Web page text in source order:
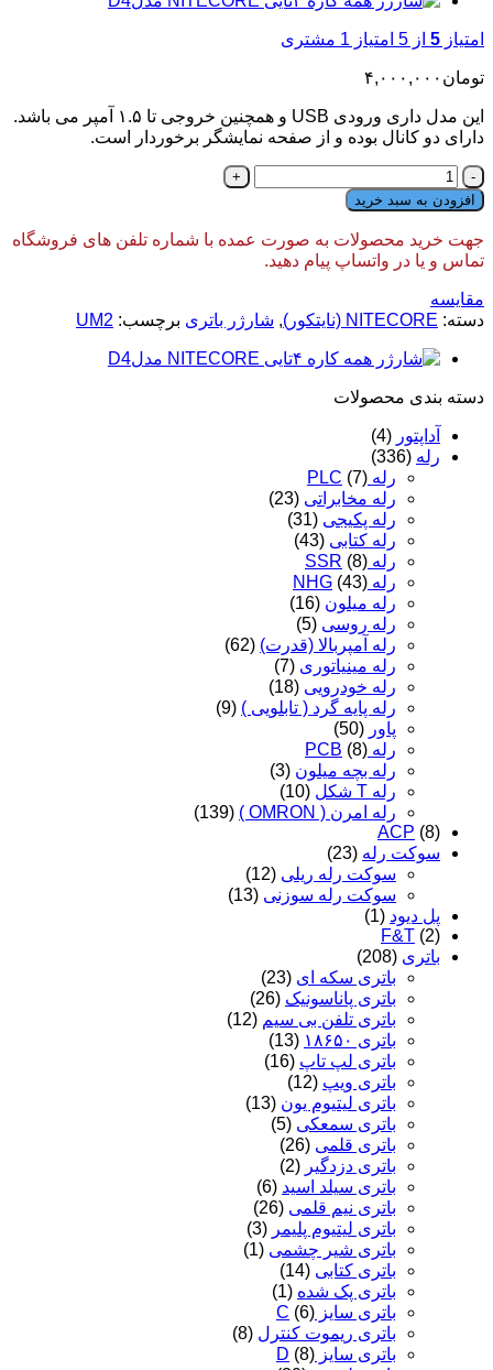
امتیاز 5 از 5 امتیاز 1 مشتری
تومان ۴,۰۰۰,۰۰۰
این مدل داری ورودی USB و همچنین خروجی تا ۱.۵ آمپر می باشد.
دارای دو کانال بوده و از صفحه نمایشگر برخوردار است.
شارژر
همه
کاره
دوتایی
Nitecore
عدد
افزودن به سبد خرید
جهت خرید محصولات به صورت عمده با شماره تلفن های فروشگاه
تماس و یا در واتساپ پیام دهید.
مقایسه
دسته: NITECORE (نایتکور) , شارژر باتری برچسب: UM2
دسته‌ بندی محصولات
آداپتور (4)
رله (336)
رله PLC (7)
رله مخابراتی (23)
رله پکیجی (31)
رله کتابی (43)
رله SSR (8)
رله NHG (43)
رله میلون (16)
رله روسی (5)
رله آمپربالا (قدرت) (62)
رله مینیاتوری (7)
رله خودرویی (18)
رله پایه گرد ( تابلویی ) (9)
پاور (50)
رله PCB (8)
رله بچه میلون (3)
رله T شکل
(10)
رله امرن ( OMRON )
(139)
ACP (8)
سوکت رله (23)
سوکت رله ریلی (12)
سوکت رله سوزنی (13)
پل دیود (1)
F&T (2)
باتری (208)
باتری سکه ای (23)
باتری پاناسونیک (26)
باتری تلفن بی سیم (12)
باتری ۱۸۶۵۰
(13)
باتری لپ تاپ (16)
باتری ویپ (12)
باتری لیتیوم یون (13)
باتری سمعکی (5)
باتری قلمی (26)
باتری دزدگیر (2)
باتری سیلد اسید (6)
باتری نیم قلمی (26)
باتری لیتیوم پلیمر (3)
باتری شیر چشمی (1)
باتری کتابی (14)
باتری پک شده (1)
باتری سایز C (6)
باتری ریموت کنترل (8)
باتری سایز D (8)